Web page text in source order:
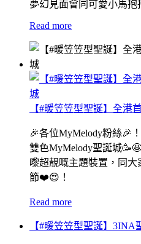
夢幻見面會同可愛小馬抱
Read more
【#暖笠笠型聖誕】全港
🎉各位MyMelody粉絲🎉
雙色MyMelody聖誕城
嚟超靚嘅主題裝置，同
節❤️😍！
Read more
【#暖笠笠型聖誕】3INA